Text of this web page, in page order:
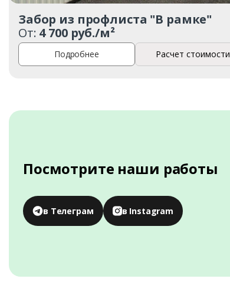
Посмотрите наши работы
в Телеграм в Instagram
Забор из профлиста "В рамке"
От: 4 700 руб./м²
Подробнее Расчет стоимости